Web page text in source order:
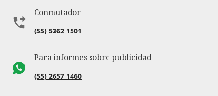
Conmutador
(55) 5362 1501
Para informes sobre publicidad
(55) 2657 1460